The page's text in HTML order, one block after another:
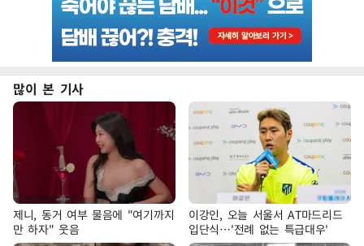
많이 본 기사
제니, 동거 여부 물음에 "여기까지
만 하자" 웃음
이강인, 오늘 서울서 AT마드리드
입단식…'전례 없는 특급대우'